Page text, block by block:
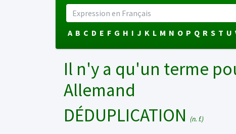
A B C D E F G H I J K L M N O P Q R S T U
Il n'y a qu'un terme
Allemand
DÉDUPLICATION
(n. f.)